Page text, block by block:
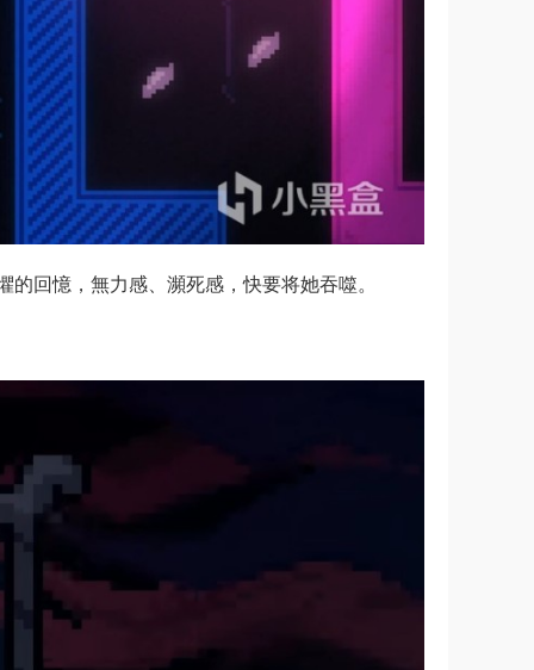
回憶，無力感、瀕死感，快要将她吞噬。